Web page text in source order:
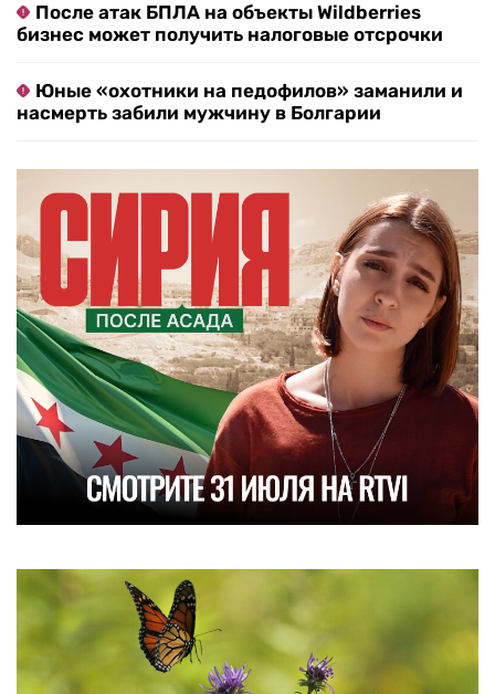
После атак БПЛА на объекты Wildberries
бизнес может получить налоговые отсрочки
Юные «охотники на педофилов» заманили и
насмерть забили мужчину в Болгарии